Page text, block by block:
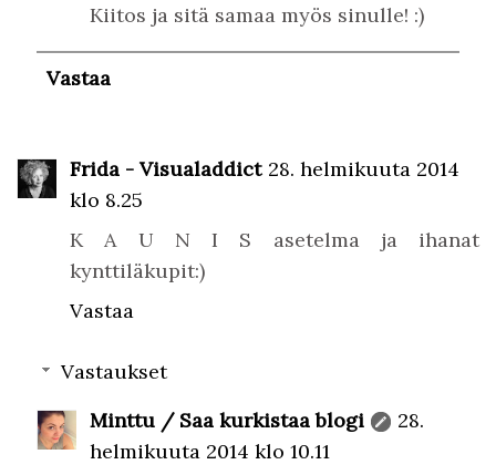
Kiitos ja sitä samaa myös sinulle! :)
Vastaa
Frida - Visualaddict 28. helmikuuta 2014
klo 8.25
K A U N I S asetelma ja ihanat
kynttiläkupit:)
Vastaa
Vastaukset
Minttu / Saa kurkistaa blogi
28.
helmikuuta 2014 klo 10.11